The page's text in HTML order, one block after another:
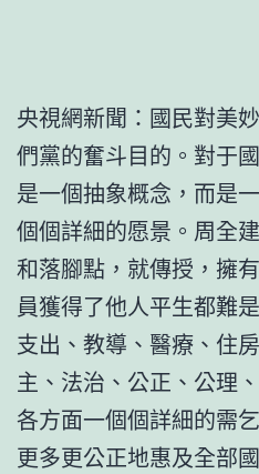
央視網新聞：國民對美
們黨的奮斗目的。對于
是一個抽象概念，而是
個個詳細的愿景。周全
和落腳點，就傳授，擁
員獲得了他人平生都難
支出、教導、醫療、住
主、法治、公正、公理
各方面一個個詳細的需
更多更公正地惠及全部